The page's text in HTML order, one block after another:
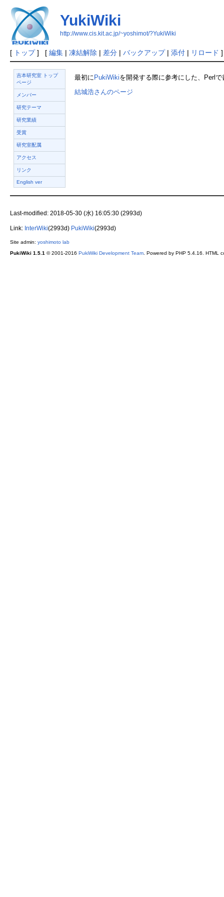
YukiWiki
http://www.cis.kit.ac.jp/~yoshimot/?YukiWiki
[ トップ] [ 編集| 凍結解除 | 差分| バックアップ| 添付| リロード
吉本研究室 トップ
ページ
メンバー
研究テーマ
研究業績
受賞
研究室配属
アクセス
リンク
English ver
最初に PukiWikiを開発する際に参考にした、Perl
結城浩さんのページ
Last-modified: 2018-05-30 (水) 16:05:30 (2993d)
Link: InterWiki(2993d) PukiWiki(2993d)
Site admin: yoshimoto lab
PukiWiki 1.5.1 © 2001-2016 PukiWiki Development Team. Powered by PHP 5.4.16. HTML